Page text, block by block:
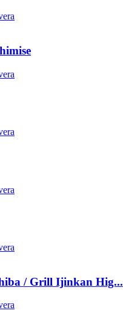
/ Grill Ijinkan Hig...